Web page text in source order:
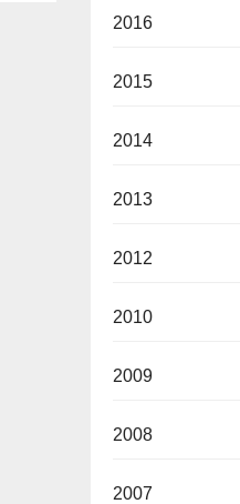
2016
2015
2014
2013
2012
2010
2009
2008
2007